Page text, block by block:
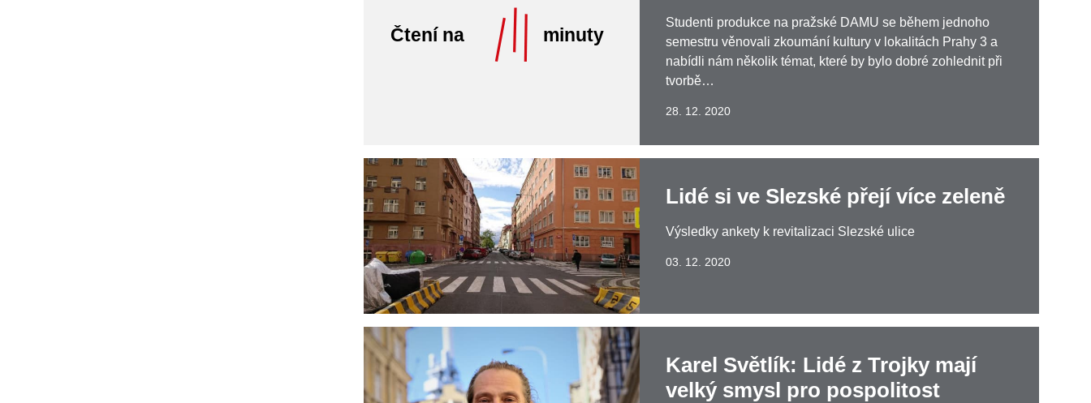
Studenti produkce na pražské DAMU se během jednoho
semestru věnovali zkoumání kultury v lokalitách Prahy 3 a
nabídli nám několik témat, které by bylo dobré zohlednit při
tvorbě…
28. 12. 2020
Lidé si ve Slezské přejí více zeleně
Výsledky ankety k revitalizaci Slezské ulice
03. 12. 2020
Karel Světlík: Lidé z Trojky mají
velký smysl pro pospolitost